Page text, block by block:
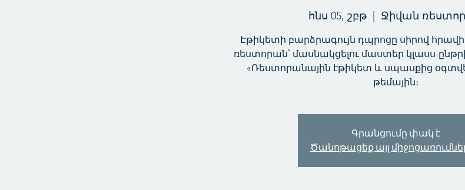
հնս 05, շբթ
  |
Ջիվան
Էթիկետի բարձրագույն դպրոցը սիրով
ռեստորան՝ մասնակցելու մաստեր կլասս-
«Ռեստորանային էթիկետ և սպասքից
թեմային։
Գրանցումը փակ է
Ծանոթացեք այլ